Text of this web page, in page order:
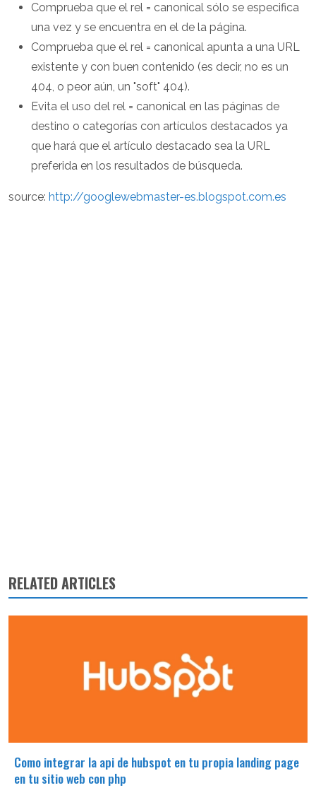
Comprueba que el rel = canonical sólo se especifica
una vez y se encuentra en el de la página.
Comprueba que el rel = canonical apunta a una URL
existente y con buen contenido (es decir, no es un
404, o peor aún, un "soft" 404).
Evita el uso del rel = canonical en las páginas de
destino o categorías con artículos destacados ya
que hará que el artículo destacado sea la URL
preferida en los resultados de búsqueda.
source: http://googlewebmaster-es.blogspot.com.es
RELATED ARTICLES
Como integrar la api de hubspot en tu propia landing page
en tu sitio web con php